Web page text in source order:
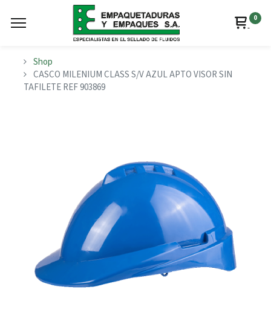
0
Shop
CASCO MILENIUM CLASS S/V AZUL APTO VISOR SIN
TAFILETE REF 903869